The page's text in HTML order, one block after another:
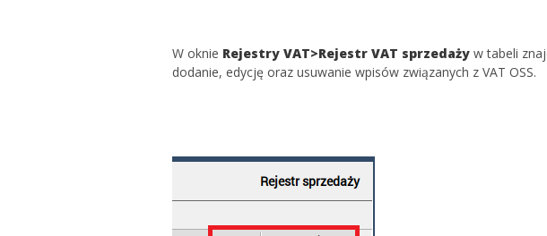
W oknie Rejestry VAT>Rejestr VAT sprzedaży w tabeli
dodanie, edycję oraz usuwanie wpisów związanych z VAT OSS.